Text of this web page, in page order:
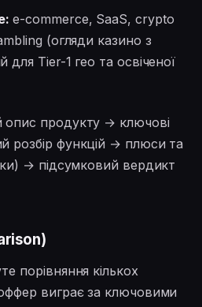
e-commerce, SaaS, crypto
(огляди казино з
Tier-1 гео та освіченої
опис продукту → ключові
розбір функцій → плюси та
→ підсумковий вердикт
порівняння кількох
виграє за ключовими